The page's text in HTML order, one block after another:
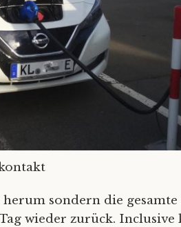
sondern die gesamte
wieder zurück. Inclusive